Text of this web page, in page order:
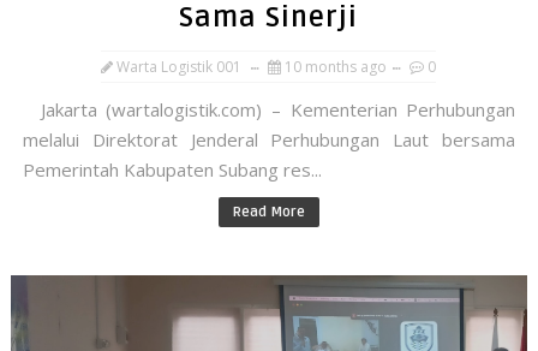
Sama Sinerji
Warta Logistik 001 10 months ago 0
Jakarta (wartalogistik.com) – Kementerian Perhubungan
melalui Direktorat Jenderal Perhubungan Laut bersama
Pemerintah Kabupaten Subang res...
Read More